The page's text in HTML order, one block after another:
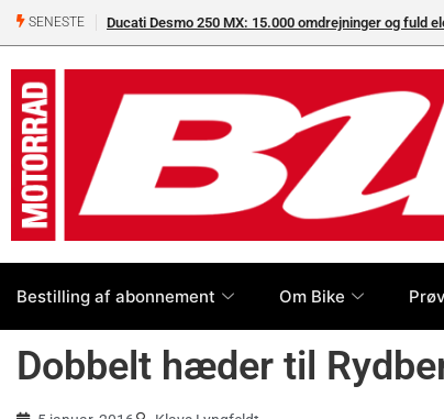
SENESTE Ducati Desmo 250 MX: 15.000 omdrejninger og fuld
Bestilling af abonnement Om Bike
Dobbelt hæder til